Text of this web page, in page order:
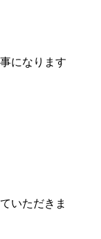
になります
いただきま